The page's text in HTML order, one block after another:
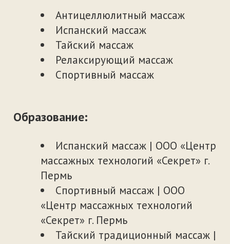
Творческая лаборатория Николая
Петрова | г. Екатеринбург
Эндосфера-терапия© | AK
Sensor | Therapeutic System | Fenix
Group S.R.L.
Специалист по эфирным маслам
в технике АТТ | DoTERRA